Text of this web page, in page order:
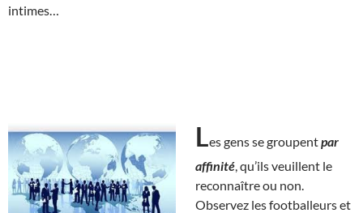
intimes…
Les gens se groupentpar
affinité , qu’ils veuillent le
reconnaître ou non.
Observez les footballeurs et